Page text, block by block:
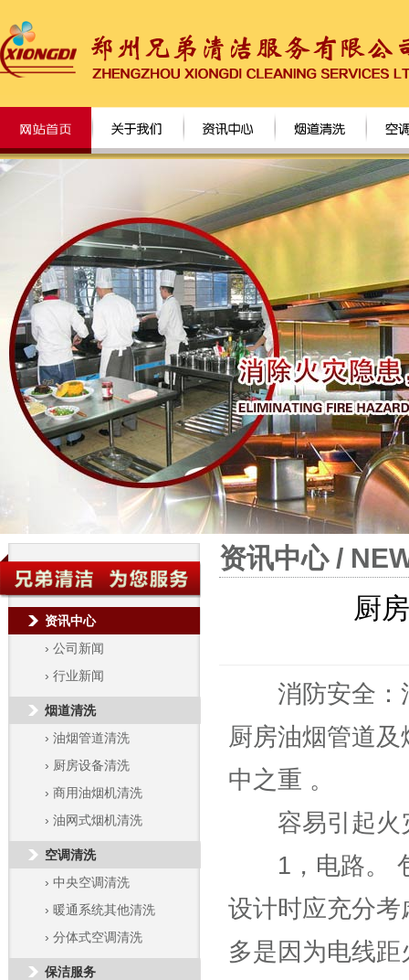
资讯中心 /
厨
消防安全：消
厨房油烟管道
中之重 。
容易引起火
1，电路。 包
设计时应充分
多是因为电线
资讯中心
› 公司新闻
› 行业新闻
烟道清洗
› 油烟管道清洗
› 厨房设备清洗
› 商用油烟机清洗
› 油网式烟机清洗
空调清洗
› 中央空调清洗
› 暖通系统其他清洗
› 分体式空调清洗
保洁服务